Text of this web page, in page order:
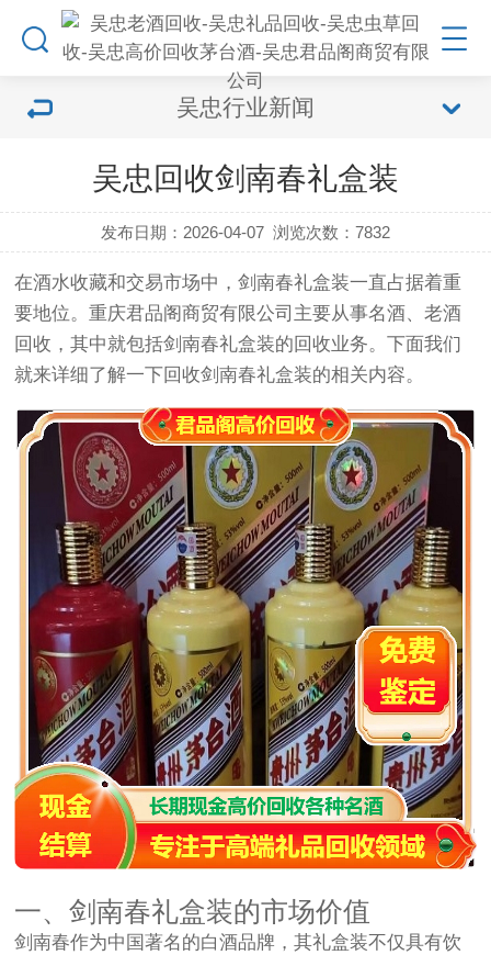
吴忠行业新闻
吴忠回收剑南春礼盒装
发布日期：2026-04-07 浏览次数：7832
在酒水收藏和交易市场中，剑南春礼盒装一直占据着重
要地位。重庆君品阁商贸有限公司主要从事名酒、老酒
回收，其中就包括剑南春礼盒装的回收业务。下面我们
就来详细了解一下回收剑南春礼盒装的相关内容。
一、剑南春礼盒装的市场价值
剑南春作为中国著名的白酒品牌，其礼盒装不仅具有饮